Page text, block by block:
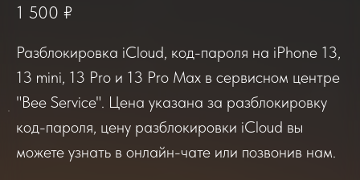
1 500 ₽
Разблокировка iCloud, код-пароля на iPhone 13,
13 mini, 13 Pro и 13 Pro Max в сервисном центре
"Bee Service". Цена указана за разблокировку
код-пароля, цену разблокировки iCloud вы
можете узнать в онлайн-чате или позвонив нам.
Если вы обращались в наш сервисный центр,
просим вас поделиться своим отзывом. Нам
очень важно услышать ваше мнение о
качестве нашей работы!
Отзывы о нашем сервисе